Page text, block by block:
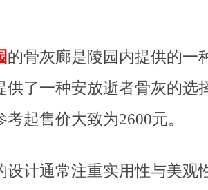
的骨灰廊是陵园内提供的一
供了一种安放逝者骨灰的选
起售价大致为2600元。
计通常注重实用性与美观